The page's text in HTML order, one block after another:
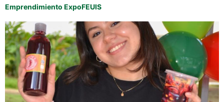
Emprendimiento ExpoFEUIS